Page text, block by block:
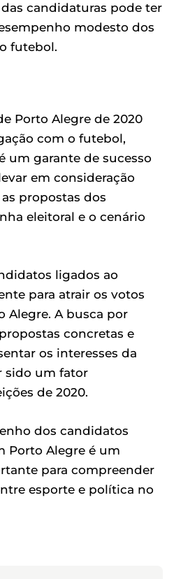
candidaturas pode ter
modesto dos
futebol.
Porto Alegre de 2020
com o futebol,
um garante de sucesso
em consideração
propostas dos
eleitoral e o cenário
ligados ao
para atrair os votos
Alegre. A busca por
concretas e
os interesses da
sido um fator
de 2020.
dos candidatos
Porto Alegre é um
para compreender
esporte e política no